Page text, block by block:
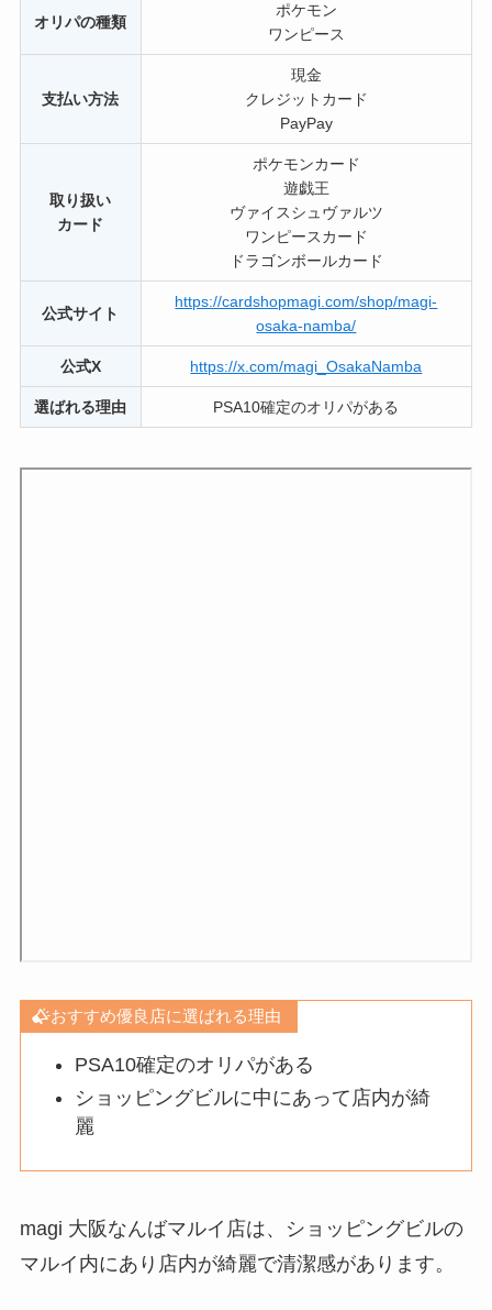
オリパの種類
ポケモン
ワンピース
支払い方法
現金
クレジットカード
PayPay
取り扱い
カード
ポケモンカード
遊戯王
ヴァイスシュヴァルツ
ワンピースカード
ドラゴンボールカード
公式サイト
https://cardshopmagi.com/shop/magi-
osaka-namba/
公式X https://x.com/magi_OsakaNamba
選ばれる理由 PSA10確定のオリパがある
おすすめ優良店に選ばれる理由
PSA10確定のオリパがある
ショッピングビルに中にあって店内が綺
麗
magi 大阪なんばマルイ店は、ショッピングビルの
マルイ内にあり店内が綺麗で清潔感があります。